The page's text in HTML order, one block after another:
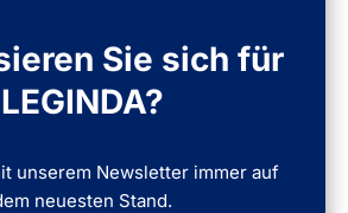
Sie sich für
LEGINDA?
unserem Newsletter immer auf
neuesten Stand.